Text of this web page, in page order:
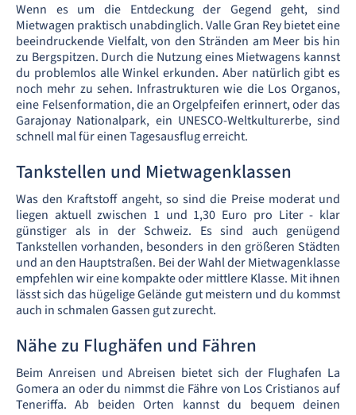
Wenn es um die Entdeckung der Gegend geht, sind
Mietwagen praktisch unabdinglich. Valle Gran Rey bietet eine
beeindruckende Vielfalt, von den Stränden am Meer bis hin
zu Bergspitzen. Durch die Nutzung eines Mietwagens kannst
du problemlos alle Winkel erkunden. Aber natürlich gibt es
noch mehr zu sehen. Infrastrukturen wie die Los Organos,
eine Felsenformation, die an Orgelpfeifen erinnert, oder das
Garajonay Nationalpark, ein UNESCO-Weltkulturerbe, sind
schnell mal für einen Tagesausflug erreicht.
Tankstellen und Mietwagenklassen
Was den Kraftstoff angeht, so sind die Preise moderat und
liegen aktuell zwischen 1 und 1,30 Euro pro Liter - klar
günstiger als in der Schweiz. Es sind auch genügend
Tankstellen vorhanden, besonders in den größeren Städten
und an den Hauptstraßen. Bei der Wahl der Mietwagenklasse
empfehlen wir eine kompakte oder mittlere Klasse. Mit ihnen
lässt sich das hügelige Gelände gut meistern und du kommst
auch in schmalen Gassen gut zurecht.
Nähe zu Flughäfen und Fähren
Beim Anreisen und Abreisen bietet sich der Flughafen La
Gomera an oder du nimmst die Fähre von Los Cristianos auf
Teneriffa. Ab beiden Orten kannst du bequem deinen